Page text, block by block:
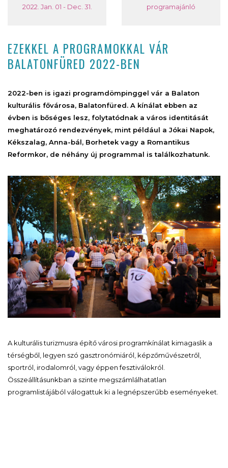
2022. Jan. 01 - Dec. 31. programajánló
EZEKKEL A PROGRAMOKKAL VÁR
BALATONFÜRED 2022-BEN
2022-ben is igazi programdömpinggel vár a Balaton
kulturális fővárosa, Balatonfüred. A kínálat ebben az
évben is bőséges lesz, folytatódnak a város identitását
meghatározó rendezvények, mint például a Jókai Napok,
Kékszalag, Anna-bál, Borhetek vagy a Romantikus
Reformkor, de néhány új programmal is találkozhatunk.
A kulturális turizmusra építő városi programkínálat kimagaslik a
térségből, legyen szó gasztronómiáról, képzőművészetről,
sportról, irodalomról, vagy éppen fesztiválokról.
Összeállításunkban a szinte megszámlálhatatlan
programlistájából válogattuk ki a legnépszerűbb eseményeket.